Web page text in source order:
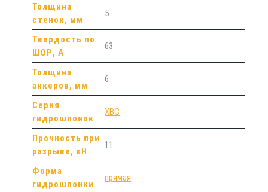
Толщина
стенок, мм
5
Твердость по
ШОР, А
63
Толщина
анкеров, мм
6
Серия
гидрошпонок
ХВС
Прочность при
разрыве, кН
11
Форма
гидрошпонки
прямая